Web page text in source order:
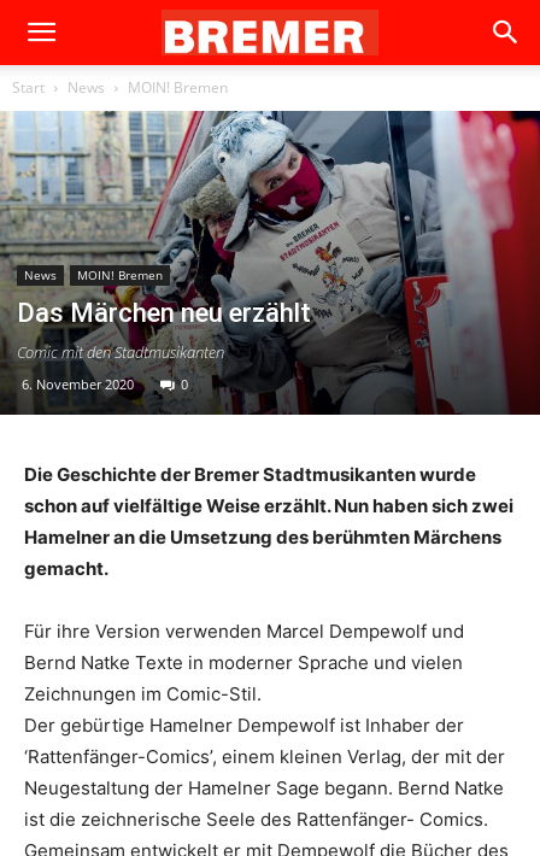
Start News MOIN! Bremen
News MOIN! Bremen
Das Märchen neu erzählt
Comic mit den Stadtmusikanten
6. November 2020 0
Die Geschichte der Bremer Stadtmusikanten wurde
schon auf vielfältige Weise erzählt. Nun haben sich zwei
Hamelner an die Umsetzung des berühmten Märchens
gemacht.
Für ihre Version verwenden Marcel Dempewolf und
Bernd Natke Texte in moderner Sprache und vielen
Zeichnungen im Comic-Stil.
Der gebürtige Hamelner Dempewolf ist Inhaber der
‘Rattenfänger-Comics’, einem kleinen Verlag, der mit der
Neugestaltung der Hamelner Sage begann. Bernd Natke
ist die zeichnerische Seele des Rattenfänger- Comics.
Gemeinsam entwickelt er mit Dempewolf die Bücher des